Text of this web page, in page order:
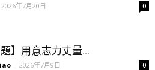
2026年7月20日 0
題】用意志力丈量...
- 2026年7月9日 0